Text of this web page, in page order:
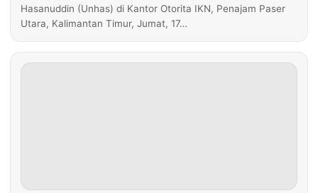
Hasanuddin (Unhas) di Kantor Otorita IKN, Penajam Paser
Utara, Kalimantan Timur, Jumat, 17…